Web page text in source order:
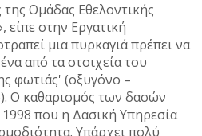
Ομάδας Εθελοντικής
στην Εργατική
μια πυρκαγιά πρέπει να
από τα στοιχεία του
φωτιάς' (οξυγόνο –
Ο καθαρισμός των δασών
που η Δασική Υπηρεσία
Υπάρχει πολύ